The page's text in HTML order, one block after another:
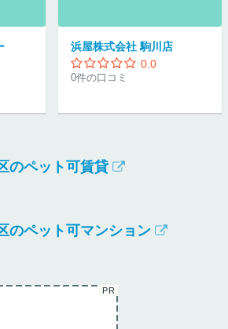
浜屋株式会社 駒川店
0.0
0件の口コミ
のペット可賃貸
のペット可マンション